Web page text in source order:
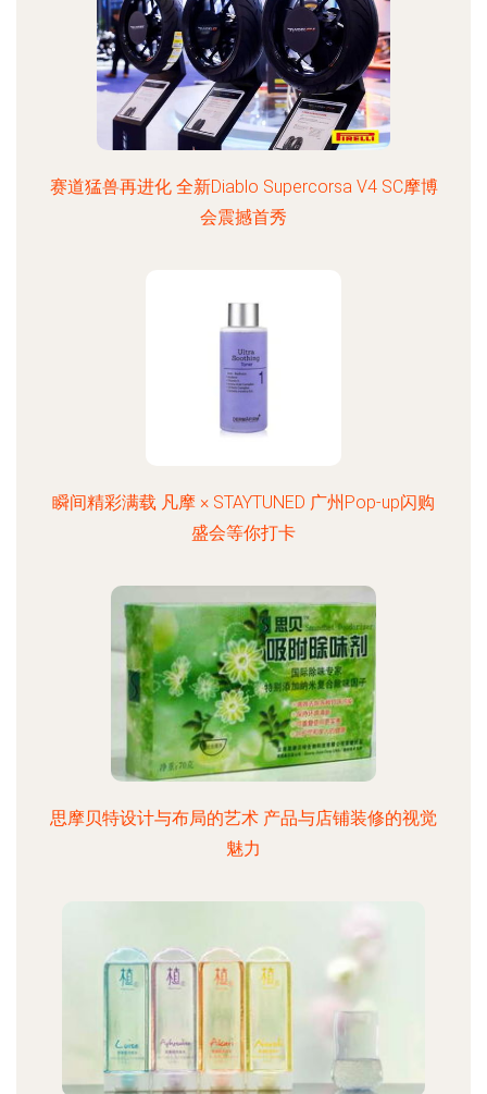
赛道猛兽再进化 全新Diablo Supercorsa V4 SC摩博
会震撼首秀
瞬间精彩满载 凡摩 × STAYTUNED 广州Pop-up闪购
盛会等你打卡
思摩贝特设计与布局的艺术 产品与店铺装修的视觉
魅力